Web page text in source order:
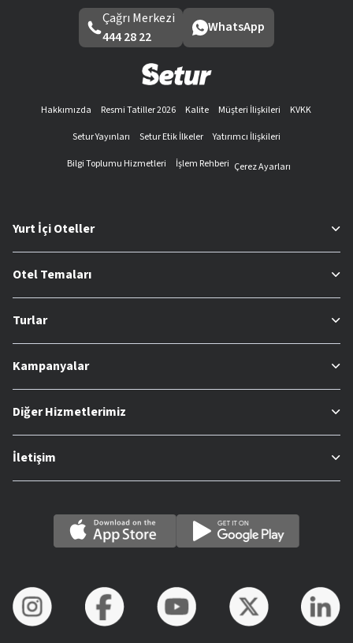
Çağrı Merkezi
444 28 22
WhatsApp
Hakkımızda Resmi Tatiller 2026 Kalite Müşteri İlişkileri
KVKK
Setur Yayınları
Setur Etik İlkeler
Yatırımcı İlişkileri
Bilgi Toplumu Hizmetleri
İşlem Rehberi Çerez Ayarları
Yurt İçi Oteller
Otel Temaları
Turlar
Kampanyalar
Diğer Hizmetlerimiz
İletişim